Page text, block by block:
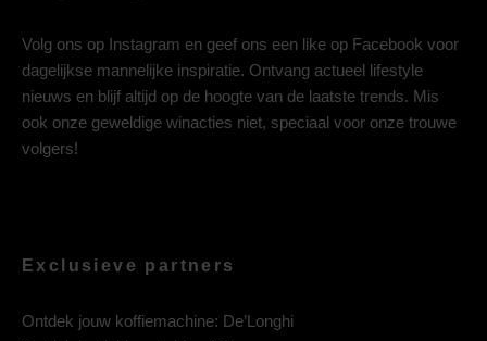
Volg ons op Instagram en geef ons een like op Facebook voor
dagelijkse mannelijke inspiratie. Ontvang actueel lifestyle
nieuws en blijf altijd op de hoogte van de laatste trends. Mis
ook onze geweldige winacties niet, speciaal voor onze trouwe
volgers!
Exclusieve partners
Ontdek jouw koffiemachine: De’Longhi